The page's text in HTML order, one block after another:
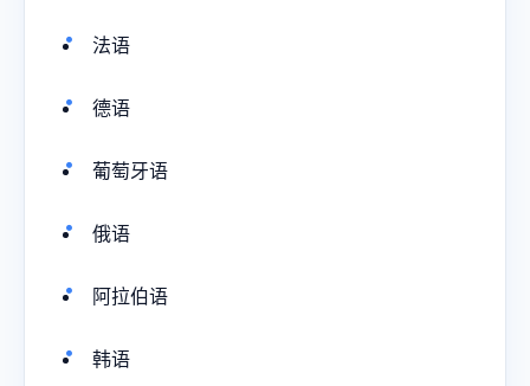
法语
德语
葡萄牙语
俄语
阿拉伯语
韩语